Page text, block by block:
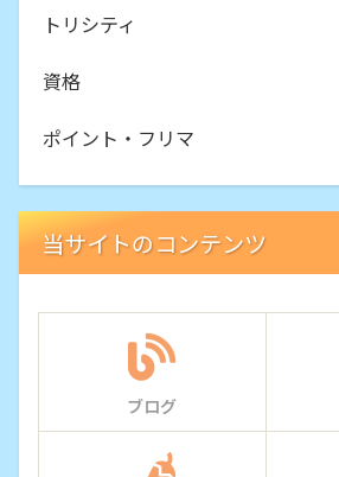
トリシティ
資格
ポイント・フリマ
当サイトのコンテンツ
ブログ